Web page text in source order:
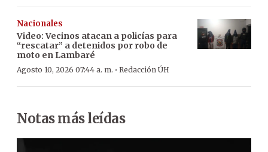
Nacionales
Video: Vecinos atacan a policías para
“rescatar” a detenidos por robo de
moto en Lambaré
Agosto 10, 2026 07:44 a. m. · Redacción ÚH
Notas más leídas